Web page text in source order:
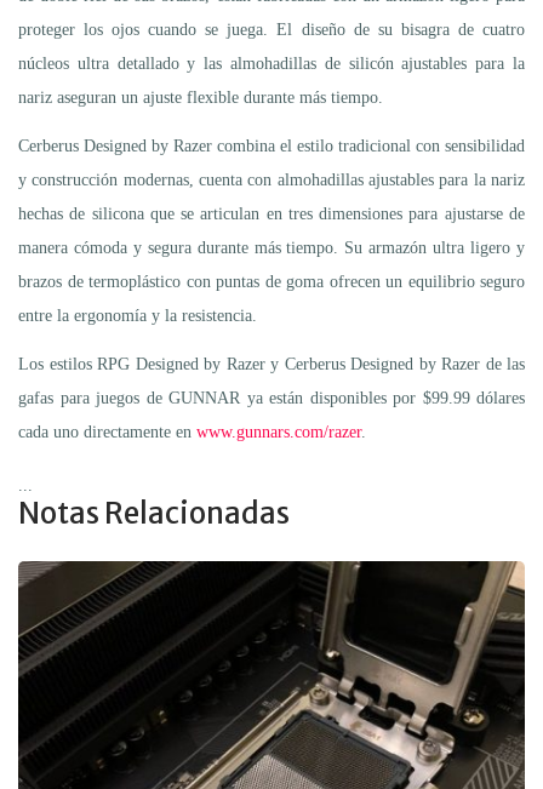
proteger los ojos cuando se juega. El diseño de su bisagra de cuatro
núcleos ultra detallado y las almohadillas de silicón ajustables para la
nariz aseguran un ajuste flexible durante más tiempo.
Cerberus Designed by Razer combina el estilo tradicional con sensibilidad
y construcción modernas, cuenta con almohadillas ajustables para la nariz
hechas de silicona que se articulan en tres dimensiones para ajustarse de
manera cómoda y segura durante más tiempo. Su armazón ultra ligero y
brazos de termoplástico con puntas de goma ofrecen un equilibrio seguro
entre la ergonomía y la resistencia.
Los estilos RPG Designed by Razer y Cerberus Designed by Razer de las
gafas para juegos de GUNNAR ya están disponibles por $99.99 dólares
cada uno directamente en www.gunnars.com/razer.
Notas Relacionadas